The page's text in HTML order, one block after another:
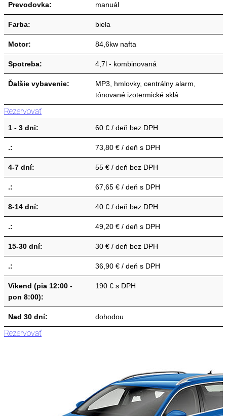
Prevodovka: manuál
Farba: biela
Motor: 84,6kw nafta
Spotreba: 4,7l - kombinovaná
Ďalšie vybavenie:
MP3, hmlovky, centrálny alarm,
tónované izotermické sklá
Rezervovať
1 - 3 dni: 60 € / deň bez DPH
.: 73,80 € / deň s DPH
4-7 dní: 55 € / deň bez DPH
.: 67,65 € / deň s DPH
8-14 dní: 40 € / deň bez DPH
.: 49,20 € / deň s DPH
15-30 dní: 30 € / deň bez DPH
.: 36,90 € / deň s DPH
Víkend (pia 12:00 -
pon 8:00):
190 € s DPH
Nad 30 dní: dohodou
Rezervovať